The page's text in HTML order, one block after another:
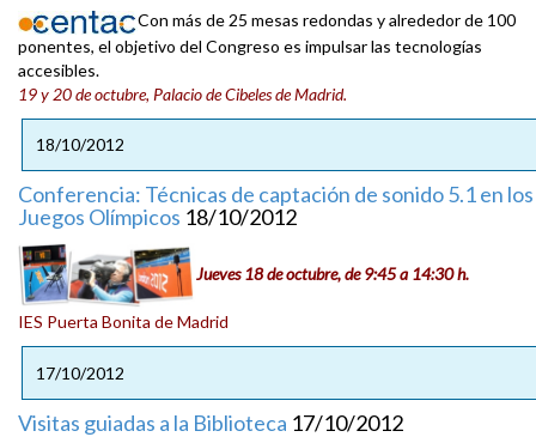
Con más de 25 mesas redondas y alrededor de 100
ponentes, el objetivo del Congreso es impulsar las tecnologías
accesibles.
19 y 20 de octubre, Palacio de Cibeles de Madrid.
18/10/2012
Conferencia: Técnicas de captación de sonido 5.1 en los
Juegos Olímpicos 18/10/2012
Jueves 18 de octubre, de 9:45 a 14:30 h.
IES Puerta Bonita de Madrid
17/10/2012
Visitas guiadas a la Biblioteca 17/10/2012